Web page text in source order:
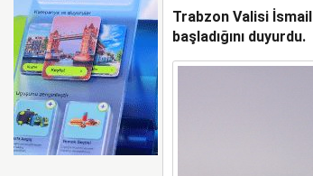
Trabzon Valisi
başladığını duyurdu.